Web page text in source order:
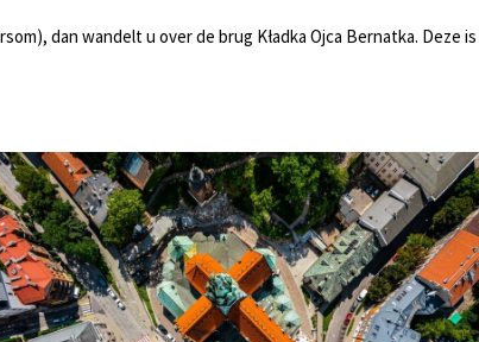
dan wandelt u over de brug Kładka Ojca Bernatka. Deze is